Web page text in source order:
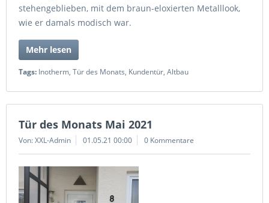
stehengeblieben, mit dem braun-eloxierten Metalllook,
wie er damals modisch war.
Mehr lesen
Tags: Inotherm, Tür des Monats, Kundentür, Altbau
Tür des Monats Mai 2021
Von: XXL-Admin 01.05.21 00:00 0 Kommentare